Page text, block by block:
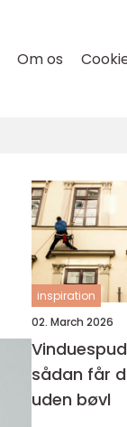
Om os
inspiration
02. March 2026
sådan får
uden bøvl